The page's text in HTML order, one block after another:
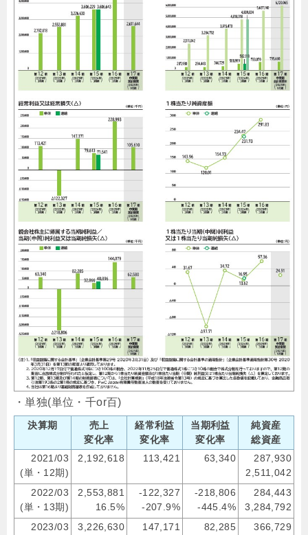
・単独(単位・千or百)
決算期
売上
変化率
経常利益
変化率
当期利益
変化率
純資産
総資産
2021/03
(単・12期)
2,192,618 113,421 63,340
287,930
2,511,042
2022/03
(単・13期)
2,553,881
16.5%
-122,327
-207.9%
-218,806
-445.4%
284,443
3,284,792
2023/03
3,226,630
147,171
82,285
366,729